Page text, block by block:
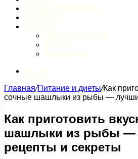
Главная/Питание и диеты/Как
сочные шашлыки из рыбы —
Как приготовить
шашлыки из рыбы —
рецепты и секреты